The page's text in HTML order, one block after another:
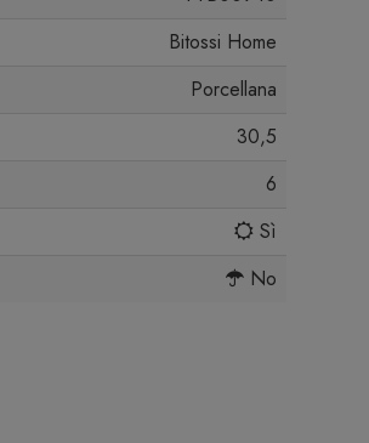
Bitossi Home
Porcellana
30,5
6
Sì
No